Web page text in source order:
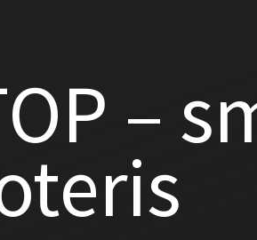
–